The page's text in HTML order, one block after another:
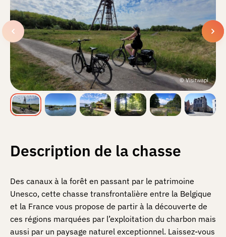
© Visitwapi
Description de la chasse
Des canaux à la forêt en passant par le patrimoine
Unesco, cette chasse transfrontalière entre la Belgique
et la France vous propose de partir à la découverte de
ces régions marquées par l’exploitation du charbon mais
aussi par un paysage naturel exceptionnel. Laissez-vous